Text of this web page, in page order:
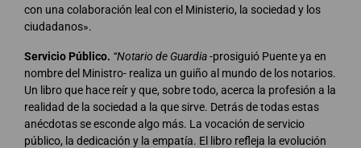
con una colaboración leal con el Ministerio, la sociedad y los
ciudadanos».
Servicio Público. “Notario de Guardia-prosiguió Puente ya en
nombre del Ministro- realiza un guiño al mundo de los notarios.
Un libro que hace reír y que, sobre todo, acerca la profesión a la
realidad de la sociedad a la que sirve. Detrás de todas estas
anécdotas se esconde algo más. La vocación de servicio
público, la dedicación y la empatía. El libro refleja la evolución